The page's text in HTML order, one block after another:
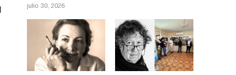
julio 30, 2026